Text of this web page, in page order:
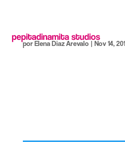
Dance! Move Your Body
porElena Diaz Arevalo| Nov 14,
ullamco laboris nisi ut aliquip ex